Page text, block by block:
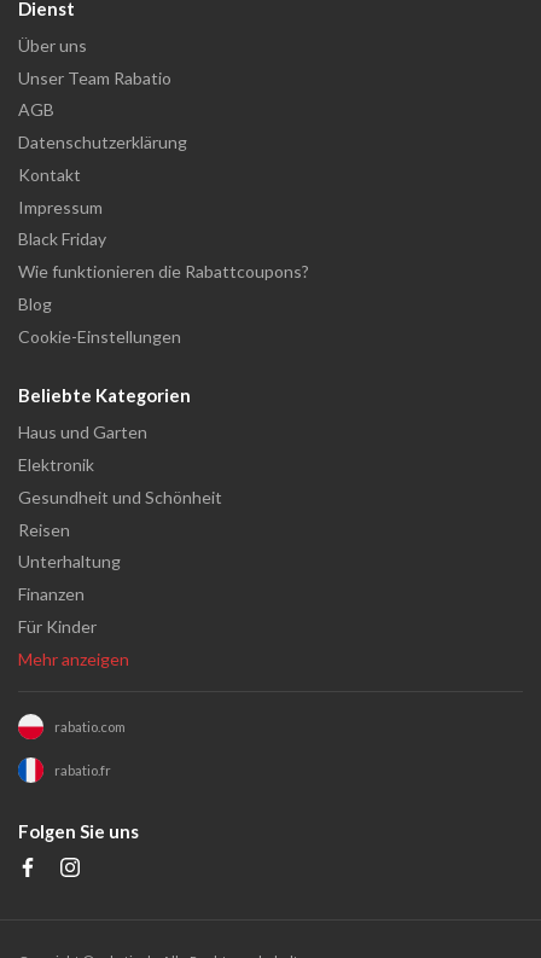
Dienst
Über uns
Unser Team Rabatio
AGB
Datenschutzerklärung
Kontakt
Impressum
Black Friday
Wie funktionieren die Rabattcoupons?
Blog
Cookie-Einstellungen
Beliebte Kategorien
Haus und Garten
Elektronik
Gesundheit und Schönheit
Reisen
Unterhaltung
Finanzen
Für Kinder
Mehr anzeigen
rabatio.com
rabatio.fr
Folgen Sie uns